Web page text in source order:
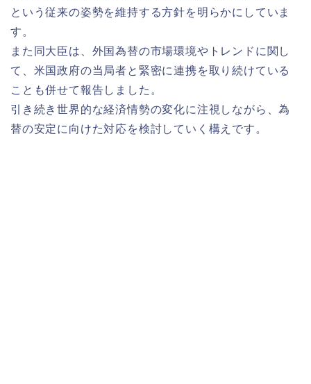
という従来の姿勢を維持する方針を明らかにしていま
す。
また同大臣は、外国為替の市場環境やトレンドに関し
て、米国政府の当局者と緊密に連携を取り続けている
ことも併せて報告しました。
引き続き世界的な経済情勢の変化に注視しながら、為
替の安定に向けた対応を検討していく構えです。